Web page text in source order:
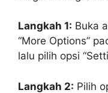
Langkah 1: Buka
“More Options”
lalu pilih opsi
Langkah 2: Pilih